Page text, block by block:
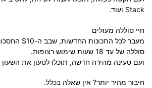
Stack ועוד.
חיי סוללה מעולים
סוללה של עד 18 שעות שימוש רצופות.
ועם טעינה מהירה חדשה, תוכלו לטעון את השעון
חיבור מהיר יותר? אין שאלה בכלל.